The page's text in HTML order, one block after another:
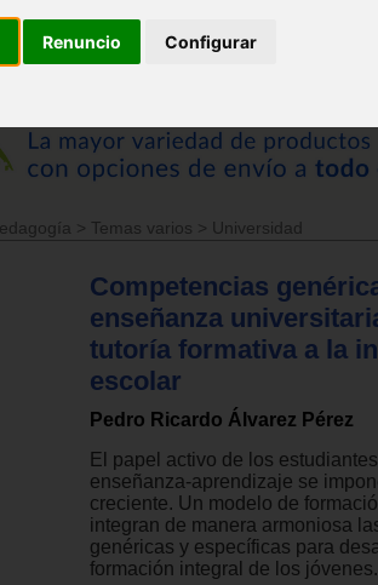
Renuncio Configurar
> Temas varios > Universidad
Competencias
enseñanza
tutoría formativa a la
escolar
Pedro Ricardo Álvarez Pérez
El papel activo de los
enseñanza-aprendizaje se
creciente. Un modelo de
integran de manera armoniosa
genéricas y específicas para
formación integral de los jóvenes.